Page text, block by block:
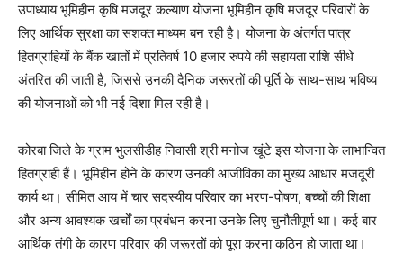
उपाध्याय भूमिहीन कृषि मजदूर कल्याण योजना भूमिहीन कृषि मजदूर परिवारों के
लिए आर्थिक सुरक्षा का सशक्त माध्यम बन रही है। योजना के अंतर्गत पात्र
हितग्राहियों के बैंक खातों में प्रतिवर्ष 10 हजार रुपये की सहायता राशि सीधे
अंतरित की जाती है, जिससे उनकी दैनिक जरूरतों की पूर्ति के साथ-साथ भविष्य
की योजनाओं को भी नई दिशा मिल रही है।
कोरबा जिले के ग्राम भुलसीडीह निवासी श्री मनोज खूंटे इस योजना के लाभान्वित
हितग्राही हैं। भूमिहीन होने के कारण उनकी आजीविका का मुख्य आधार मजदूरी
कार्य था। सीमित आय में चार सदस्यीय परिवार का भरण-पोषण, बच्चों की शिक्षा
और अन्य आवश्यक खर्चों का प्रबंधन करना उनके लिए चुनौतीपूर्ण था। कई बार
आर्थिक तंगी के कारण परिवार की जरूरतों को पूरा करना कठिन हो जाता था।